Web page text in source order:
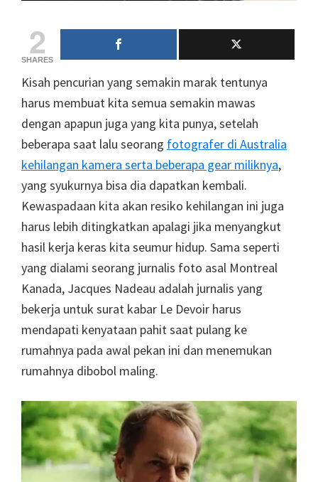
2
SHARES
Kisah pencurian yang semakin marak tentunya
harus membuat kita semua semakin mawas
dengan apapun juga yang kita punya, setelah
beberapa saat lalu seorang fotografer di Australia
kehilangan kamera serta beberapa gear miliknya,
yang syukurnya bisa dia dapatkan kembali.
Kewaspadaan kita akan resiko kehilangan ini juga
harus lebih ditingkatkan apalagi jika menyangkut
hasil kerja keras kita seumur hidup. Sama seperti
yang dialami seorang jurnalis foto asal Montreal
Kanada, Jacques Nadeau adalah jurnalis yang
bekerja untuk surat kabar Le Devoir harus
mendapati kenyataan pahit saat pulang ke
rumahnya pada awal pekan ini dan menemukan
rumahnya dibobol maling.